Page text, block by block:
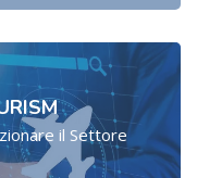
il Settore